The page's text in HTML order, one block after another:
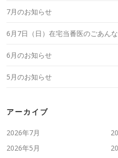
7月のお知らせ
6月7日（日）在宅当番医のごあん
6月のお知らせ
5月のお知らせ
アーカイブ
2026年7月
2026年5月